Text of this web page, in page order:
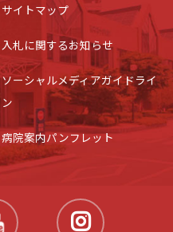
サイトマップ
入札に関するお知らせ
ソーシャルメディアガイドライ
ン
病院案内パンフレット